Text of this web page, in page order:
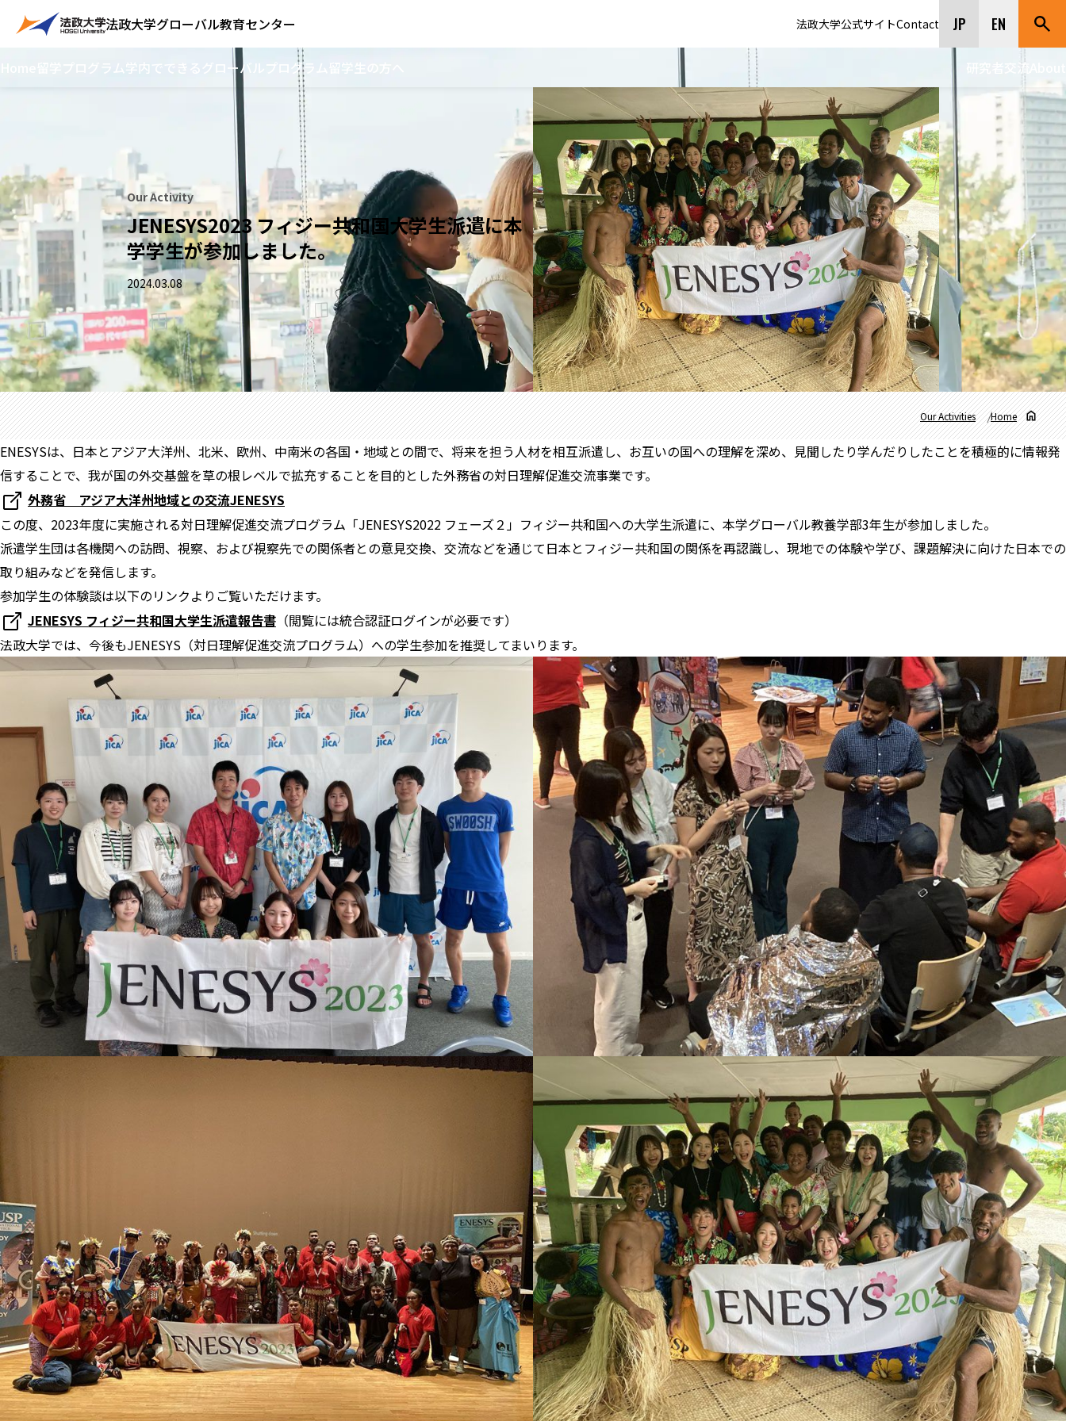
法政大学グローバル教育センター 法政大学公式サイトContact JP EN
Home 留学プログラム学内でできるグローバルプログラム 留学生の方へ 研究者交流
Our Activity
JENESYS2023 フィジー共和国大学生派遣に本
学学生が参加しました。
2024.03.08
Home
Our Activities
ENESYSは、日本とアジア大洋州、北米、欧州、中南米の各国・地域との間で、将来を担う人材を相互派遣し、お互いの国への理解を深め、見聞したり学んだりしたことを積極的に情報発
信することで、我が国の外交基盤を草の根レベルで拡充することを目的とした外務省の対日理解促進交流事業です。
外務省 アジア大洋州地域との交流JENESYS
この度、2023年度に実施される対日理解促進交流プログラム「JENESYS2022 フェーズ２」フィジー共和国への大学生派遣に、本学グローバル教養学部3年生が参加しました。
派遣学生団は各機関への訪問、視察、および視察先での関係者との意見交換、交流などを通じて日本とフィジー共和国の関係を再認識し、現地での体験や学び、課題解決に向けた日本での
取り組みなどを発信します。
参加学生の体験談は以下のリンクよりご覧いただけます。
JENESYS フィジー共和国大学生派遣報告書 （閲覧には統合認証ログインが必要です）
法政大学では、今後もJENESYS（対日理解促進交流プログラム）への学生参加を推奨してまいります。